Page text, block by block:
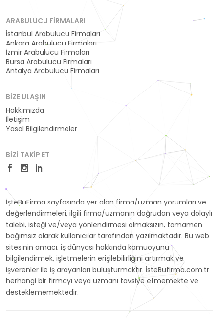
ARABULUCU FIRMALARI
İstanbul Arabulucu Firmaları
Ankara Arabulucu Firmaları
İzmir Arabulucu Firmaları
Bursa Arabulucu Firmaları
Antalya Arabulucu Firmaları
BIZE ULAŞIN
Hakkımızda
İletişim
Yasal Bilgilendirmeler
BIZI TAKIP ET
İşteBuFirma sayfasında yer alan firma/uzman yorumları ve
değerlendirmeleri, ilgili firma/uzmanın doğrudan veya dolaylı
talebi, isteği ve/veya yönlendirmesi olmaksızın, tamamen
bağımsız olarak kullanıcılar tarafından yazılmaktadır. Bu web
sitesinin amacı, iş dünyası hakkında kamuoyunu
bilgilendirmek, işletmelerin erişilebilirliğini artırmak ve
işverenler ile iş arayanları buluşturmaktır. İsteBufirma.com.tr
herhangi bir firmayı veya uzmanı tavsiye etmemekte ve
desteklememektedir.